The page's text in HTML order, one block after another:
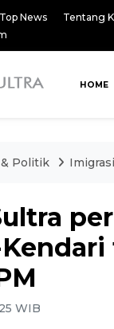
Top News Tentang
HOME
Politik
WIB